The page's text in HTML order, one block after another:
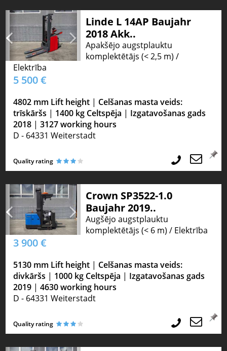
Linde L 14AP Baujahr
2018 Akk..
Apakšējo augstplauktu
komplektētājs (< 2,5 m) /
Elektrība
5 500 €
4802 mm Lift height | Celšanas masta veids:
trīskāršs | 1400 kg Celtspēja | Izgatavošanas gads
2018 | 3127 working hours
D - 64331 Weiterstadt
Quality rating
Crown SP3522-1.0
Baujahr 2019..
Augšējo augstplauktu
komplektētājs (< 6 m) / Elektrība
3 900 €
5130 mm Lift height | Celšanas masta veids:
divkāršs | 1000 kg Celtspēja | Izgatavošanas gads
2019 | 4630 working hours
D - 64331 Weiterstadt
Quality rating